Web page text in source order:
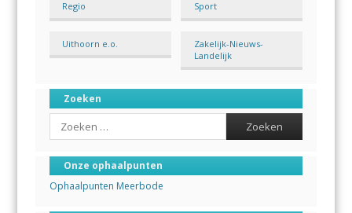
Regio Sport
Uithoorn e.o.
Zakelijk-Nieuws-
Landelijk
Zoeken
Search
Onze ophaalpunten
Ophaalpunten Meerbode